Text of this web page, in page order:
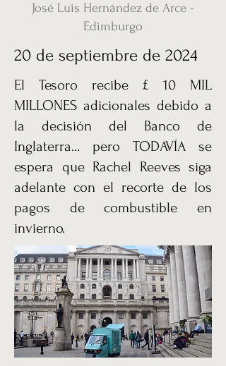
José Luis Hernández de Arce -
Edimburgo
20 de septiembre de 2024
El Tesoro recibe £ 10 MIL
MILLONES adicionales debido a
la decisión del Banco de
Inglaterra... pero TODAVÍA se
espera que Rachel Reeves siga
adelante con el recorte de los
pagos de combustible en
invierno.